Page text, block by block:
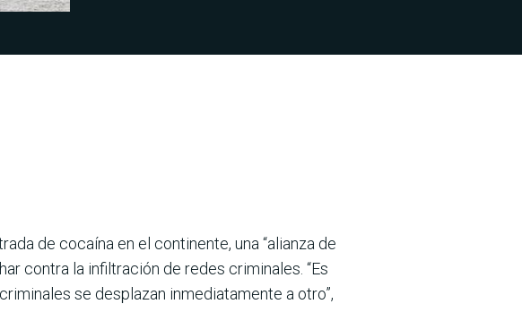
de cocaína en el continente, una “alianza de
contra la infil­tración de redes criminales. “Es
se desplazan inmediata­mente a otro”,